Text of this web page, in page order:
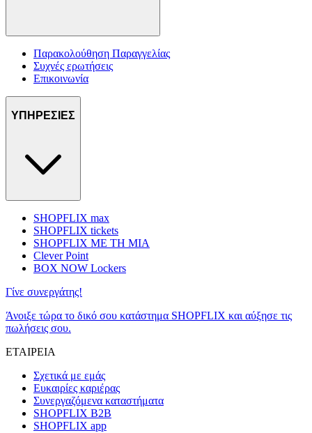
Παρακολούθηση Παραγγελίας
Συχνές ερωτήσεις
Επικοινωνία
ΥΠΗΡΕΣΙΕΣ
SHOPFLIX max
SHOPFLIX tickets
SHOPFLIX ΜΕ ΤΗ ΜΙΑ
Clever Point
BOX NOW Lockers
Γίνε συνεργάτης!
Άνοιξε τώρα το δικό σου κατάστημα SHOPFLIX και αύξησε τις
πωλήσεις σου.
ΕΤΑΙΡΕΙΑ
Σχετικά με εμάς
Ευκαιρίες καριέρας
Συνεργαζόμενα καταστήματα
SHOPFLIX B2B
SHOPFLIX app